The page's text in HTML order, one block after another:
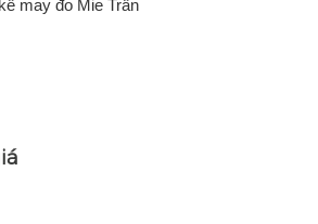
may đo Mie Trần